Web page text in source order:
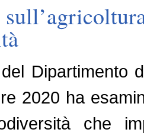
Dipartimento
2020 ha
che